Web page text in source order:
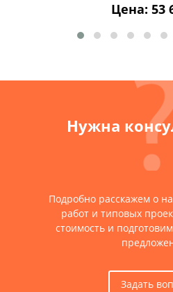
Цена: 53
Нужна
Подробно расскажем о
работ и типовых
стоимость и
Задать